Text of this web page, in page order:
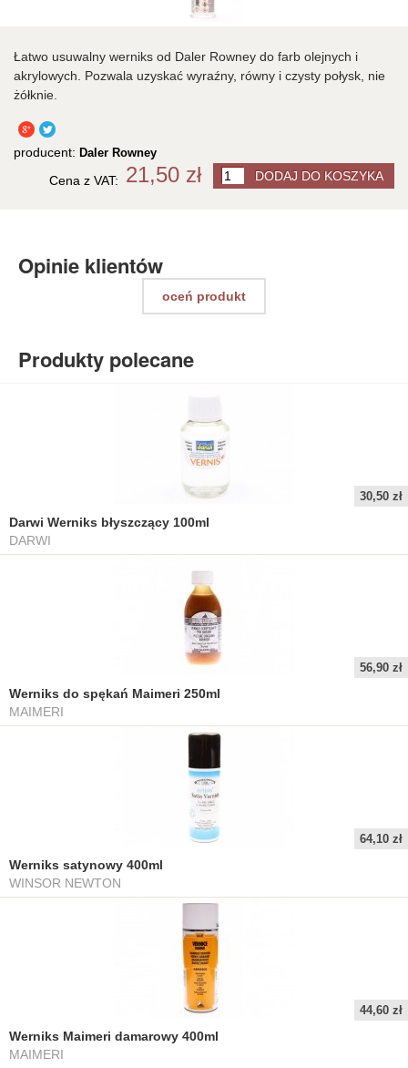
Łatwo usuwalny werniks od Daler Rowney do farb olejnych i
akrylowych. Pozwala uzyskać wyraźny, równy i czysty połysk, nie
żółknie.
producent: Daler Rowney
21,50 zł
Cena z VAT:
Opinie klientów
oceń produkt
Produkty polecane
30,50 zł
Darwi Werniks błyszczący 100ml
DARWI
56,90 zł
Werniks do spękań Maimeri 250ml
MAIMERI
64,10 zł
Werniks satynowy 400ml
WINSOR NEWTON
44,60 zł
Werniks Maimeri damarowy 400ml
MAIMERI